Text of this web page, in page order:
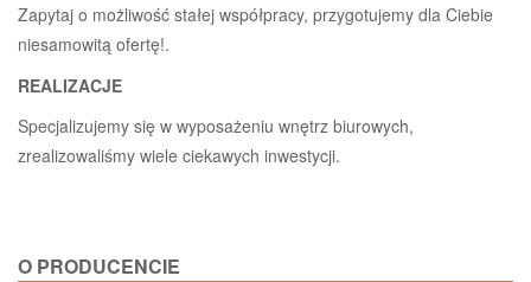
Zapytaj o możliwość stałej współpracy, przygotujemy dla Ciebie
niesamowitą ofertę!.
REALIZACJE
Specjalizujemy się w wyposażeniu wnętrz biurowych,
zrealizowaliśmy wiele ciekawych inwestycji.
O PRODUCENCIE